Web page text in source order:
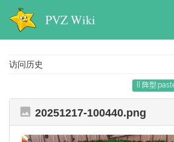
PVZ Wiki
访问历史
阵型
20251217-100440.png